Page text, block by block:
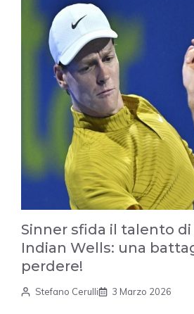
Sinner sfida il talento di
Indian Wells: una
perdere!
Stefano Cerulli 3 Marzo 2026